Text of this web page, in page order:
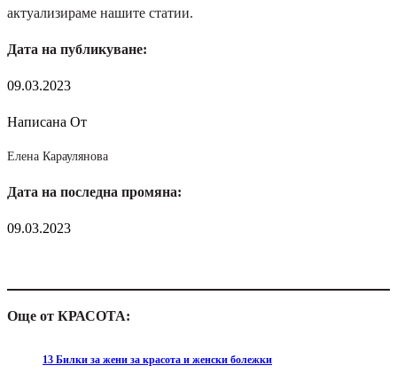
актуализираме нашите статии.
Дата на публикуване:
09.03.2023
Написана От
Елена Караулянова
Дата на последна промяна:
09.03.2023
Още от КРАСОТА:
13 Билки за жени за красота и женски болежки